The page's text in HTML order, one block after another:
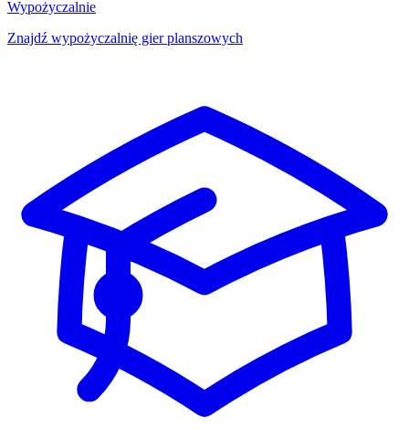
Wypożyczalnie
Znajdź wypożyczalnię gier planszowych